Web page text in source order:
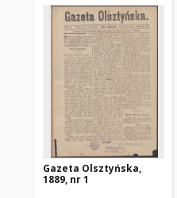
Gazeta Olsztyńska,
1889, nr 1